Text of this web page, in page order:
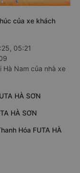
của xe khách
05:21
Hà Nam của nhà xe
HÀ SƠN
HÀ SƠN
Hóa FUTA HÀ